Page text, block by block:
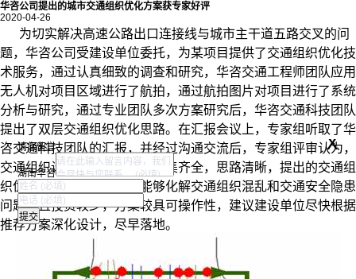
华咨公司提出的城市交通组织优化方案获专家好评
2020-04-26
为切实解决高速公路出口连接线与城市主干道五路交叉的问
题，华咨公司受建设单位委托，为某项目提供了交通组织优化技
术服务，通过认真细致的调查和研究，华咨交通工程师团队应用
无人机对项目区域进行了航拍，通过航拍图片对项目进行了系统
分析与研究，通过专业团队多次方案研究后，华咨交通科技团队
提出了双层交通组织优化思路。在汇报会议上，专家组听取了华
咨交通科技团队的汇报，并经过沟通交流后，专家组评审认为，
交通组织设计方案基础资料收集齐全，思路清晰，提出的交通组
织优化设计在一定时期内能够化解交通组织混乱和交通安全隐患
问题，且投资较少，方案较具可操作性，建议建设单位尽快根据
推荐方案深化设计，尽早落地。
请您留言 x
湖南华咨